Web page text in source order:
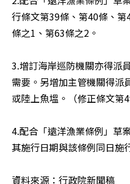
行條文第39條、第40條、
條之1、第63條之2。
3.增訂海岸巡防機關亦得派
需要。另增加主管機關得派
或陸上魚塭。（修正條文第
4.配合「遠洋漁業條例」草
其施行日期與該條例同日施
資料來源：行政院新聞稿